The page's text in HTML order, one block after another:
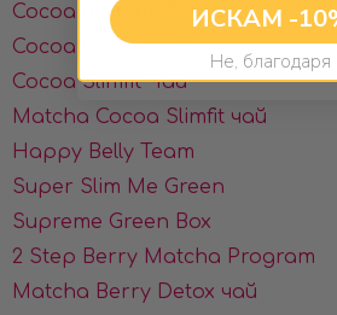
Cocoa Infusion Team
Cocoa Detox Чай
Cocoa Slimfit Чай
Matcha Cocoa Slimfit чай
Happy Belly Team
Super Slim Me Green
Supreme Green Box
2 Step Berry Matcha Program
Matcha Berry Detox чай
ИСКАМ -
Не, благодаря